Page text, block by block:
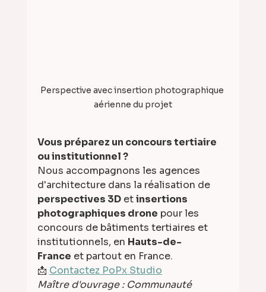
Perspective avec insertion photographique
aérienne du projet
Vous préparez un concours tertiaire
ou institutionnel ?
Nous accompagnons les agences
d'architecture dans la réalisation de
perspectives 3D et insertions
photographiques drone pour les
concours de bâtiments tertiaires et
institutionnels, en Hauts-de-
France et partout en France.
📩 Contactez PoPx Studio
Maître d'ouvrage : Communauté